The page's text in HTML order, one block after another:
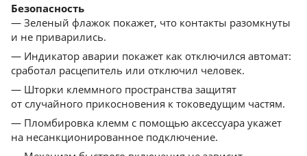
Безопасность
— Зеленый флажок покажет, что контакты разомкнуты
и не приварились.
— Индикатор аварии покажет как отключился автомат:
сработал расцепитель или отключил человек.
— Шторки клеммного пространства защитят
от cлучайного прикосновения к токоведущим частям.
— Пломбировка клемм с помощью аксессуара укажет
на несанкционированное подключение.